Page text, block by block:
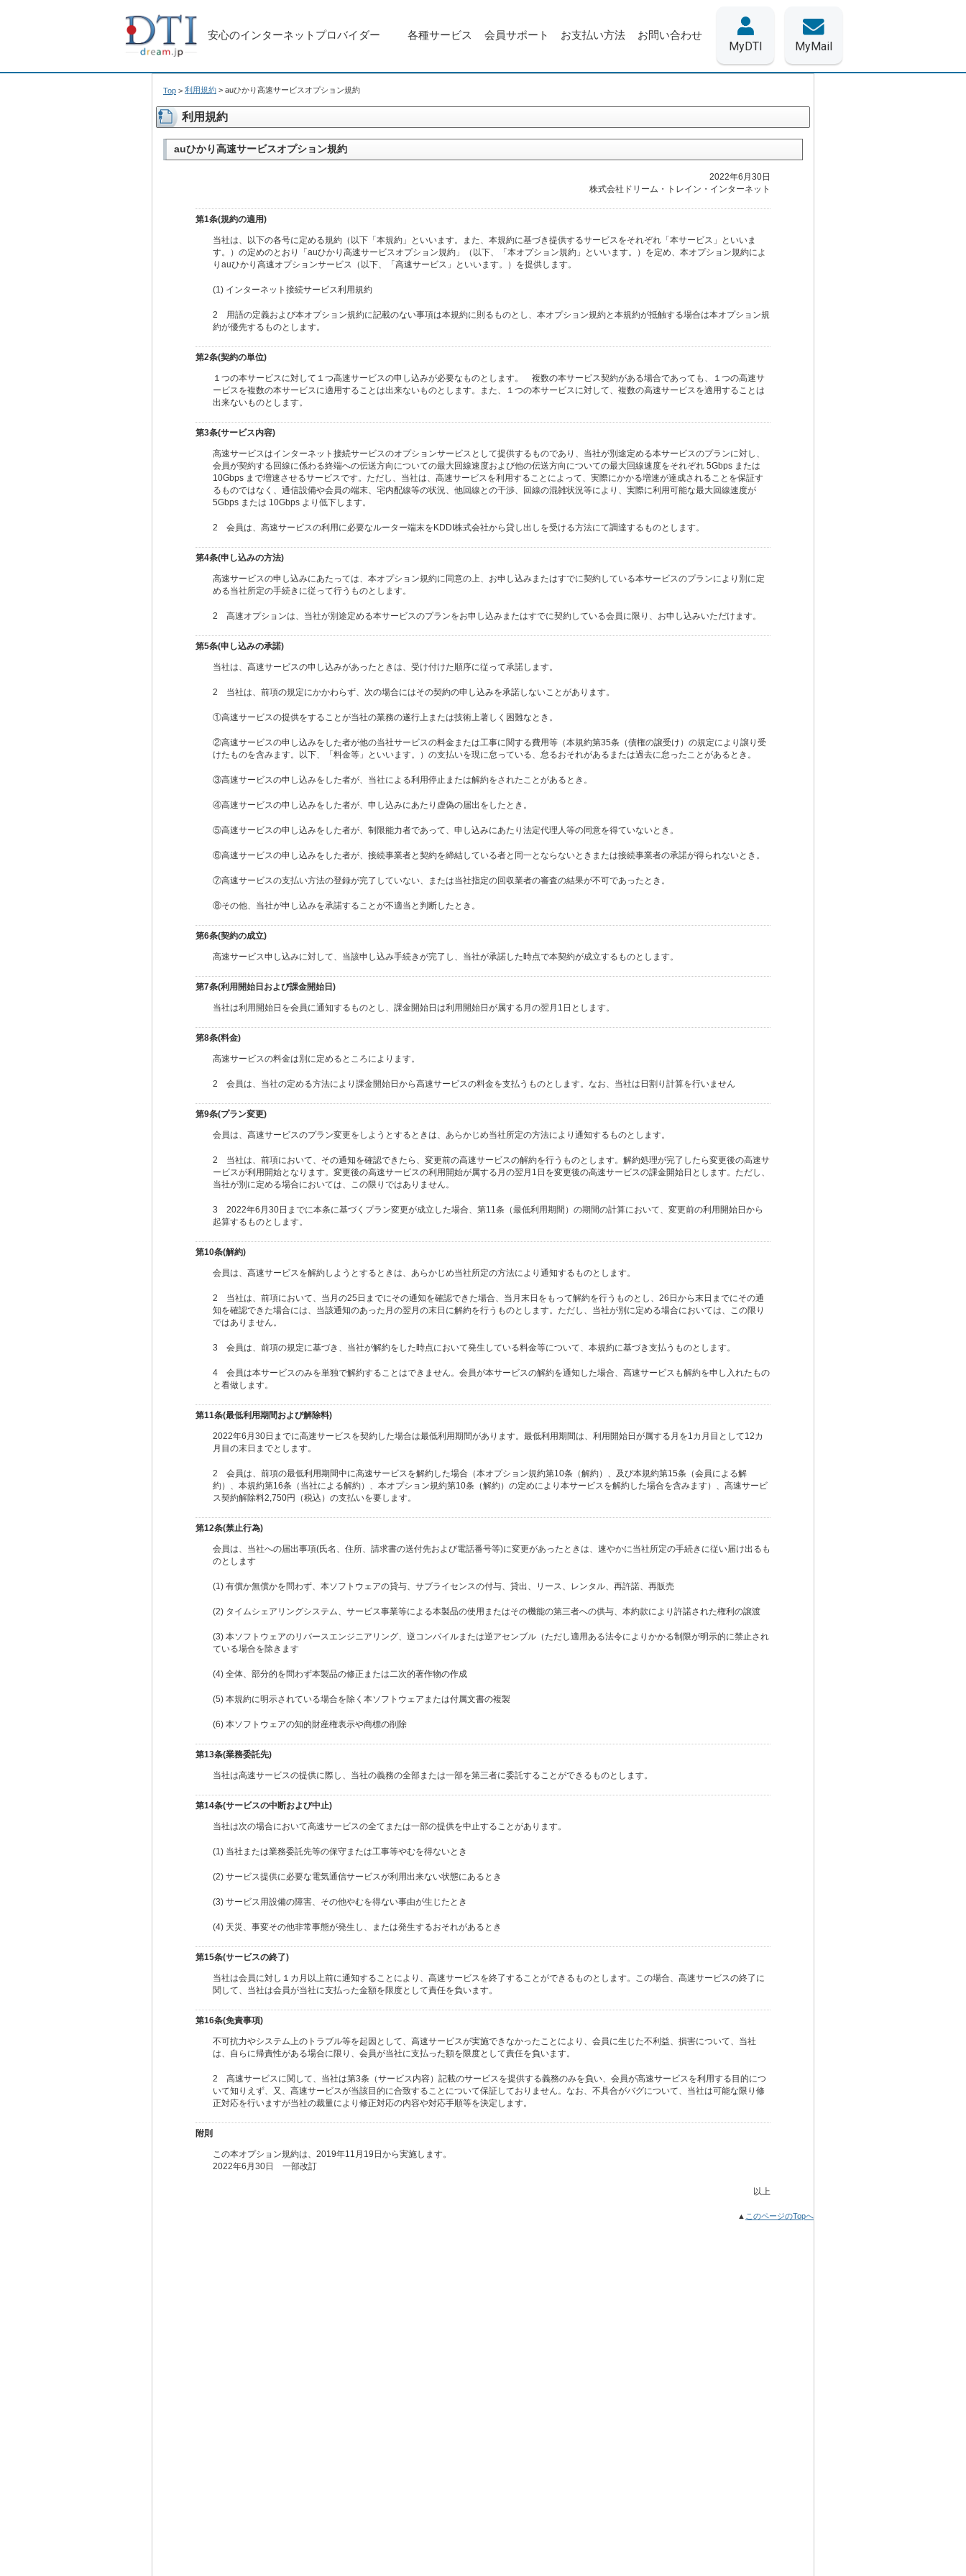
安心のインターネットプロバイダー 各種サービス 会員サポート お支払い方法 お問い合わせ
MyDTI MyMail
Top > 利用規約 > auひかり高速サービスオプション規約
利用規約
auひかり高速サービスオプション規約
2022年6月30日
株式会社ドリーム・トレイン・インターネット
第1条(規約の適用)
当社は、以下の各号に定める規約（以下「本規約」といいます。また、本規約に基づき提供するサービスをそれぞれ「本サービス」といいま
す。）の定めのとおり「auひかり高速サービスオプション規約」（以下、「本オプション規約」といいます。）を定め、本オプション規約によ
りauひかり高速オプションサービス（以下、「高速サービス」といいます。）を提供します。
(1) インターネット接続サービス利用規約
2 用語の定義および本オプション規約に記載のない事項は本規約に則るものとし、本オプション規約と本規約が抵触する場合は本オプション規
約が優先するものとします。
第2条(契約の単位)
１つの本サービスに対して１つ高速サービスの申し込みが必要なものとします。 複数の本サービス契約がある場合であっても、１つの高速サ
ービスを複数の本サービスに適用することは出来ないものとします。また、１つの本サービスに対して、複数の高速サービスを適用することは
出来ないものとします。
第3条(サービス内容)
高速サービスはインターネット接続サービスのオプションサービスとして提供するものであり、当社が別途定める本サービスのプランに対し、
会員が契約する回線に係わる終端への伝送方向についての最大回線速度および他の伝送方向についての最大回線速度をそれぞれ 5Gbps または
10Gbps まで増速させるサービスです。ただし、当社は、高速サービスを利用することによって、実際にかかる増速が達成されることを保証す
るものではなく、通信設備や会員の端末、宅内配線等の状況、他回線との干渉、回線の混雑状況等により、実際に利用可能な最大回線速度が
5Gbps または 10Gbps より低下します。
2 会員は、高速サービスの利用に必要なルーター端末をKDDI株式会社から貸し出しを受ける方法にて調達するものとします。
第4条(申し込みの方法)
高速サービスの申し込みにあたっては、本オプション規約に同意の上、お申し込みまたはすでに契約している本サービスのプランにより別に定
める当社所定の手続きに従って行うものとします。
2 高速オプションは、当社が別途定める本サービスのプランをお申し込みまたはすでに契約している会員に限り、お申し込みいただけます。
第5条(申し込みの承諾)
当社は、高速サービスの申し込みがあったときは、受け付けた順序に従って承諾します。
2 当社は、前項の規定にかかわらず、次の場合にはその契約の申し込みを承諾しないことがあります。
①高速サービスの提供をすることが当社の業務の遂行上または技術上著しく困難なとき。
②高速サービスの申し込みをした者が他の当社サービスの料金または工事に関する費用等（本規約第35条（債権の譲受け）の規定により譲り受
けたものを含みます。以下、「料金等」といいます。）の支払いを現に怠っている、怠るおそれがあるまたは過去に怠ったことがあるとき。
③高速サービスの申し込みをした者が、当社による利用停止または解約をされたことがあるとき。
④高速サービスの申し込みをした者が、申し込みにあたり虚偽の届出をしたとき。
⑤高速サービスの申し込みをした者が、制限能力者であって、申し込みにあたり法定代理人等の同意を得ていないとき。
⑥高速サービスの申し込みをした者が、接続事業者と契約を締結している者と同一とならないときまたは接続事業者の承諾が得られないとき。
⑦高速サービスの支払い方法の登録が完了していない、または当社指定の回収業者の審査の結果が不可であったとき。
⑧その他、当社が申し込みを承諾することが不適当と判断したとき。
第6条(契約の成立)
高速サービス申し込みに対して、当該申し込み手続きが完了し、当社が承諾した時点で本契約が成立するものとします。
第7条(利用開始日および課金開始日)
当社は利用開始日を会員に通知するものとし、課金開始日は利用開始日が属する月の翌月1日とします。
第8条(料金)
高速サービスの料金は別に定めるところによります。
2 会員は、当社の定める方法により課金開始日から高速サービスの料金を支払うものとします。なお、当社は日割り計算を行いません
第9条(プラン変更)
会員は、高速サービスのプラン変更をしようとするときは、あらかじめ当社所定の方法により通知するものとします。
2 当社は、前項において、その通知を確認できたら、変更前の高速サービスの解約を行うものとします。解約処理が完了したら変更後の高速サ
ービスが利用開始となります。変更後の高速サービスの利用開始が属する月の翌月1日を変更後の高速サービスの課金開始日とします。ただし、
当社が別に定める場合においては、この限りではありません。
3 2022年6月30日までに本条に基づくプラン変更が成立した場合、第11条（最低利用期間）の期間の計算において、変更前の利用開始日から
起算するものとします。
第10条(解約)
会員は、高速サービスを解約しようとするときは、あらかじめ当社所定の方法により通知するものとします。
2 当社は、前項において、当月の25日までにその通知を確認できた場合、当月末日をもって解約を行うものとし、26日から末日までにその通
知を確認できた場合には、当該通知のあった月の翌月の末日に解約を行うものとします。ただし、当社が別に定める場合においては、この限り
ではありません。
3 会員は、前項の規定に基づき、当社が解約をした時点において発生している料金等について、本規約に基づき支払うものとします。
4 会員は本サービスのみを単独で解約することはできません。会員が本サービスの解約を通知した場合、高速サービスも解約を申し入れたもの
と看做します。
第11条(最低利用期間および解除料)
2022年6月30日までに高速サービスを契約した場合は最低利用期間があります。最低利用期間は、利用開始日が属する月を1カ月目として12カ
月目の末日までとします。
2 会員は、前項の最低利用期間中に高速サービスを解約した場合（本オプション規約第10条（解約）、及び本規約第15条（会員による解
約）、本規約第16条（当社による解約）、本オプション規約第10条（解約）の定めにより本サービスを解約した場合を含みます）、高速サービ
ス契約解除料2,750円（税込）の支払いを要します。
第12条(禁止行為)
会員は、当社への届出事項(氏名、住所、請求書の送付先および電話番号等)に変更があったときは、速やかに当社所定の手続きに従い届け出るも
のとします
(1) 有償か無償かを問わず、本ソフトウェアの貸与、サブライセンスの付与、貸出、リース、レンタル、再許諾、再販売
(2) タイムシェアリングシステム、サービス事業等による本製品の使用またはその機能の第三者への供与、本約款により許諾された権利の譲渡
(3) 本ソフトウェアのリバースエンジニアリング、逆コンパイルまたは逆アセンブル（ただし適用ある法令によりかかる制限が明示的に禁止され
ている場合を除きます
(4) 全体、部分的を問わず本製品の修正または二次的著作物の作成
(5) 本規約に明示されている場合を除く本ソフトウェアまたは付属文書の複製
(6) 本ソフトウェアの知的財産権表示や商標の削除
第13条(業務委託先)
当社は高速サービスの提供に際し、当社の義務の全部または一部を第三者に委託することができるものとします。
第14条(サービスの中断および中止)
当社は次の場合において高速サービスの全てまたは一部の提供を中止することがあります。
(1) 当社または業務委託先等の保守または工事等やむを得ないとき
(2) サービス提供に必要な電気通信サービスが利用出来ない状態にあるとき
(3) サービス用設備の障害、その他やむを得ない事由が生じたとき
(4) 天災、事変その他非常事態が発生し、または発生するおそれがあるとき
第15条(サービスの終了)
当社は会員に対し１カ月以上前に通知することにより、高速サービスを終了することができるものとします。この場合、高速サービスの終了に
関して、当社は会員が当社に支払った金額を限度として責任を負います。
第16条(免責事項)
不可抗力やシステム上のトラブル等を起因として、高速サービスが実施できなかったことにより、会員に生じた不利益、損害について、当社
は、自らに帰責性がある場合に限り、会員が当社に支払った額を限度として責任を負います。
2 高速サービスに関して、当社は第3条（サービス内容）記載のサービスを提供する義務のみを負い、会員が高速サービスを利用する目的につ
いて知りえず、又、高速サービスが当該目的に合致することについて保証しておりません。なお、不具合がバグについて、当社は可能な限り修
正対応を行いますが当社の裁量により修正対応の内容や対応手順等を決定します。
附則
この本オプション規約は、2019年11月19日から実施します。
2022年6月30日 一部改訂
以上
▲ このページのTopへ